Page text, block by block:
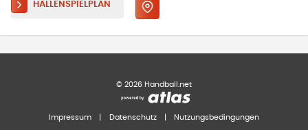
HALLENSPIELPLAN
© 2026 Handball.net
Impressum Datenschutz Nutzungsbedingungen